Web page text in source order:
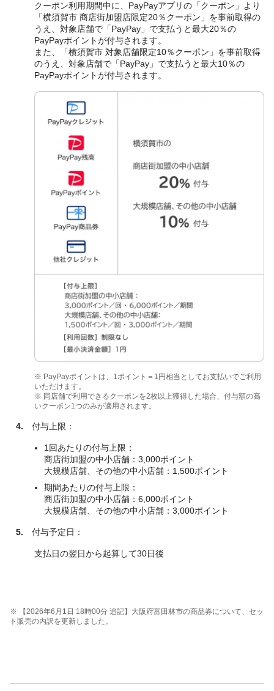
クーポン利用期間中に、PayPayアプリの「クーポン」より
「横須賀市 商店街加盟店限定20％クーポン」を事前取得の
うえ、対象店舗で「PayPay」で支払うと最大20％の
PayPayポイントが付与されます。
また、「横須賀市 対象店舗限定10％クーポン」を事前取得
のうえ、対象店舗で「PayPay」で支払うと最大10％の
PayPayポイントが付与されます。
※ PayPayポイントは、1ポイント＝1円相当としてお支払いでご利用
いただけます。
※ 同店舗で利用できるクーポンを2枚以上獲得した場合、付与額の高
いクーポン1つのみが適用されます。
4. 付与上限：
1回あたりの付与上限：
商店街加盟の中小店舗：3,000ポイント
大規模店舗、その他の中小店舗：1,500ポイント
期間あたりの付与上限：
商店街加盟の中小店舗：6,000ポイント
大規模店舗、その他の中小店舗：3,000ポイント
5. 付与予定日：
支払日の翌日から起算して30日後
※ 【2026年6月1日 18時00分 追記】大阪府富田林市の商品券について、セッ
ト販売の内訳を更新しました。